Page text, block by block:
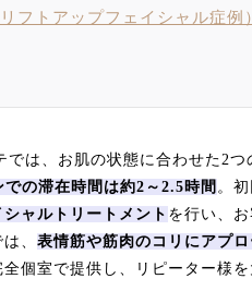
フトアップフェイシャル症例）
では、お肌の状態に合わせた2
の滞在時間は約2～2.5時間 。
ャルトリートメント を行い、
、 表情筋や筋肉のコリにアプ
個室で提供し、リピーター様